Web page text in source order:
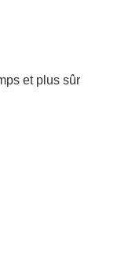
et plus sûr